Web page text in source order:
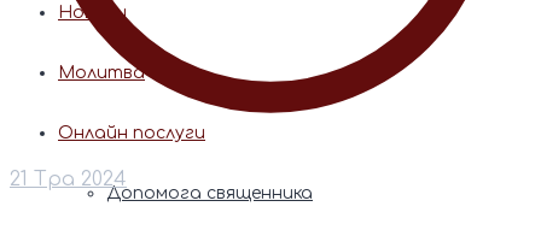
Новини
Молитва
Онлайн послуги
Допомога священника
21 Тра 2024